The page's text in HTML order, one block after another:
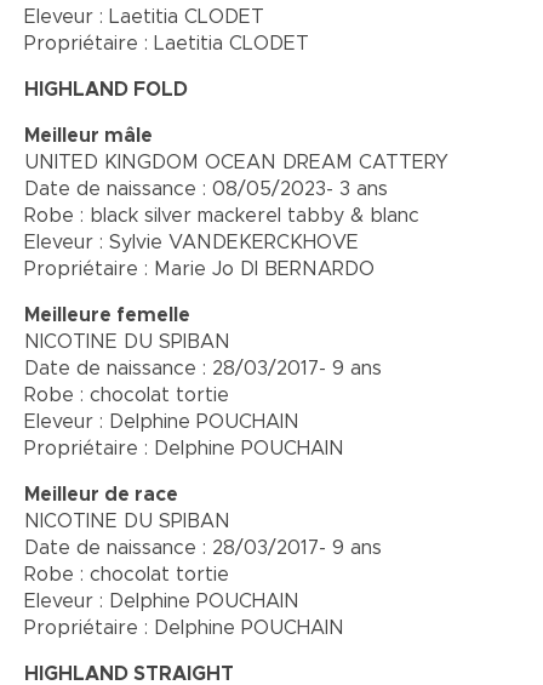
Eleveur : Laetitia CLODET
Propriétaire : Laetitia CLODET
HIGHLAND FOLD
Meilleur mâle
UNITED KINGDOM OCEAN DREAM CATTERY
Date de naissance : 08/05/2023- 3 ans
Robe : black silver mackerel tabby & blanc
Eleveur : Sylvie VANDEKERCKHOVE
Propriétaire : Marie Jo DI BERNARDO
Meilleure femelle
NICOTINE DU SPIBAN
Date de naissance : 28/03/2017- 9 ans
Robe : chocolat tortie
Eleveur : Delphine POUCHAIN
Propriétaire : Delphine POUCHAIN
Meilleur de race
NICOTINE DU SPIBAN
Date de naissance : 28/03/2017- 9 ans
Robe : chocolat tortie
Eleveur : Delphine POUCHAIN
Propriétaire : Delphine POUCHAIN
HIGHLAND STRAIGHT